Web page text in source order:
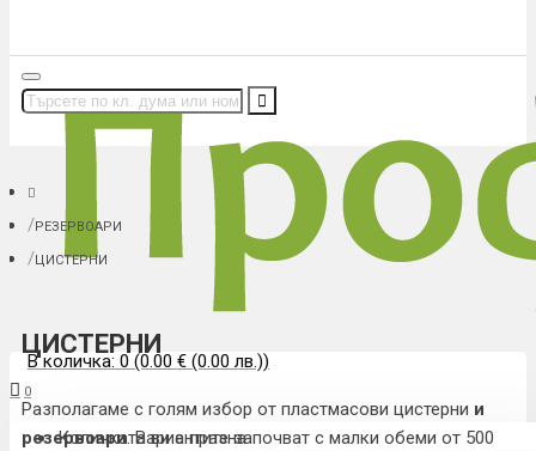
В количка: 0 (0.00 € (0.00 лв.))
0
Количката ви е празна
РЕЗЕРВОАРИ
ЦИСТЕРНИ
ЦИСТЕРНИ
Разполагаме с голям избор от пластмасови цистерни и
резервоари. Вариантите започват с малки обеми от 500